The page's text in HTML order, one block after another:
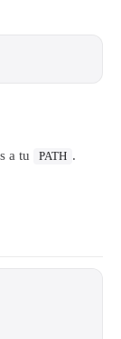
a tu PATH .